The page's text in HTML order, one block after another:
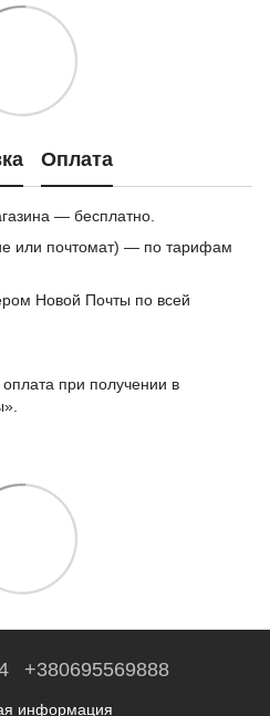
Оплата
— бесплатно.
или почтомат) — по тарифам
Новой Почты по всей
при получении в
+380695569888
информация